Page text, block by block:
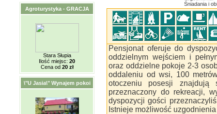
Agroturystyka - GRACJA
Stara Słupia
Ilość miejsc: 20
Cena od 20 zł
\"U Jasia\" Wynajem pokoi
Śniadania i
Pensjonat oferuje do
oddzielnym wejściem i
oraz oddzielne pokoje 2-3
oddaleniu od wsi, 100
otoczeniu posesji
przeznaczony do rekreacji,
dyspozycji gości
Istnieje możliwość